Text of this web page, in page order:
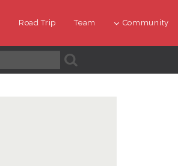
Road Trip Team Community
A